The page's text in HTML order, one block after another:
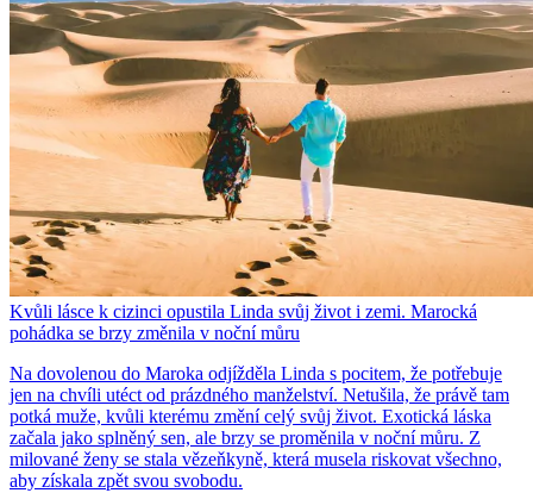
Kvůli lásce k cizinci opustila Linda svůj život i zemi. Marocká
pohádka se brzy změnila v noční můru
Na dovolenou do Maroka odjížděla Linda s pocitem, že potřebuje
jen na chvíli utéct od prázdného manželství. Netušila, že právě tam
potká muže, kvůli kterému změní celý svůj život. Exotická láska
začala jako splněný sen, ale brzy se proměnila v noční můru. Z
milované ženy se stala vězeňkyně, která musela riskovat všechno,
aby získala zpět svou svobodu.